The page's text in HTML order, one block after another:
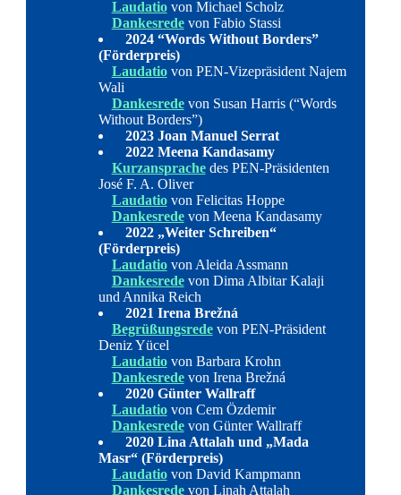
Laudatiovon Michael Scholz
Dankesredevon Fabio Stassi
2024 “Words Without Borders”
(Förderpreis)
Laudatiovon PEN-Vizepräsident Najem
Wali
Dankesredevon Susan Harris (“Words
Without Borders”)
2023 Joan Manuel Serrat
2022 Meena Kandasamy
Kurzansprachedes PEN-Präsidenten
José F. A. Oliver
Laudatiovon Felicitas Hoppe
Dankesredevon Meena Kandasamy
2022 „Weiter Schreiben“
(Förderpreis)
Laudatiovon Aleida Assmann
Dankesredevon Dima Albitar Kalaji
und Annika Reich
2021 Irena Brežná
Begrüßungsredevon PEN-Präsident
Deniz Yücel
Laudatiovon Barbara Krohn
Dankesredevon Irena Brežná
2020 Günter Wallraff
Laudatiovon Cem Özdemir
Dankesredevon Günter Wallraff
2020 Lina Attalah und „Mada
Masr“ (Förderpreis)
Laudatiovon David Kampmann
Dankesredevon Linah Attalah